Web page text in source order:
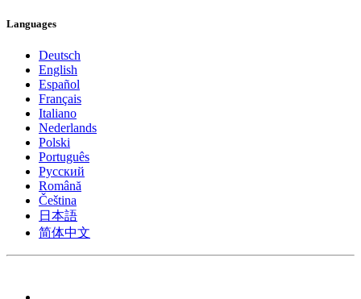
Languages
Deutsch
English
Español
Français
Italiano
Nederlands
Polski
Português
Pусский
Română
Čeština
日本語
简体中文